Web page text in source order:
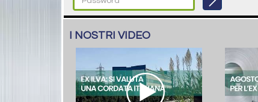
I NOSTRI VIDEO